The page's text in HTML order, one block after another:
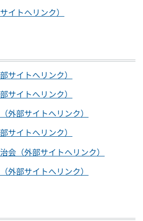
イトへリンク）
サイトへリンク）
サイトへリンク）
外部サイトへリンク）
サイトへリンク）
会（外部サイトへリンク）
外部サイトへリンク）